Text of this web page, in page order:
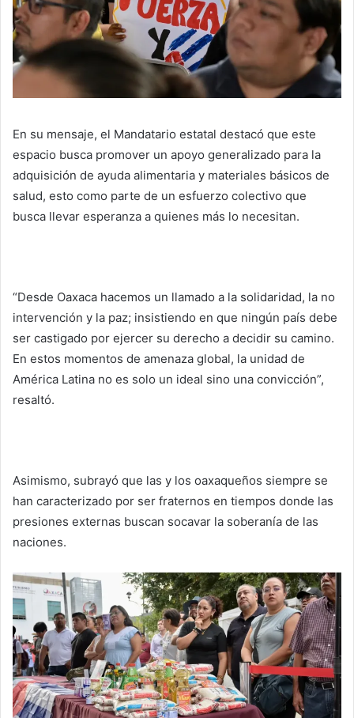
En su mensaje, el Mandatario estatal destacó que este
espacio busca promover un apoyo generalizado para la
adquisición de ayuda alimentaria y materiales básicos de
salud, esto como parte de un esfuerzo colectivo que
busca llevar esperanza a quienes más lo necesitan.
“Desde Oaxaca hacemos un llamado a la solidaridad, la no
intervención y la paz; insistiendo en que ningún país debe
ser castigado por ejercer su derecho a decidir su camino.
En estos momentos de amenaza global, la unidad de
América Latina no es solo un ideal sino una convicción”,
resaltó.
Asimismo, subrayó que las y los oaxaqueños siempre se
han caracterizado por ser fraternos en tiempos donde las
presiones externas buscan socavar la soberanía de las
naciones.